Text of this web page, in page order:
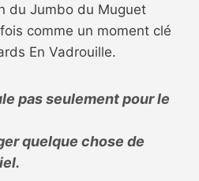
du Jumbo du Muguet
comme un moment clé
En Vadrouille.
pas seulement pour le
quelque chose de